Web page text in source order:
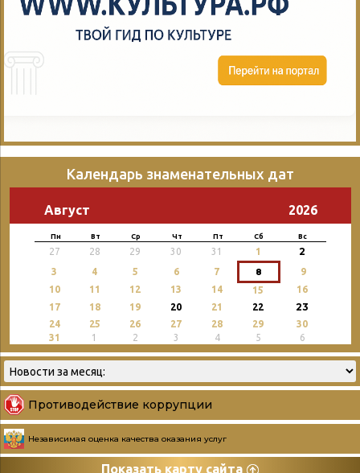
Календарь знаменательных дат
Август 2026
Пн Вт Ср Чт Пт Сб Вс
27 28 29 30 31 1 2
3 4 5 6 7 8
9
10
11 12 13 14 15
16
17
18 19 20 21 22 23
24 25 26 27 28 29
30
31
1 2 3 4 5 6
Противодействие коррупции
Независимая оценка качества оказания услуг
Показать карту сайта